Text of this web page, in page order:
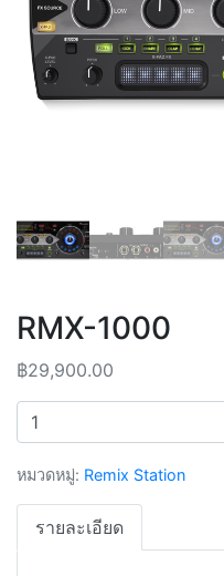
RMX-1000
฿29,900.00
จำนวน
หมวดหมู่: Remix Station
รายละเอียด